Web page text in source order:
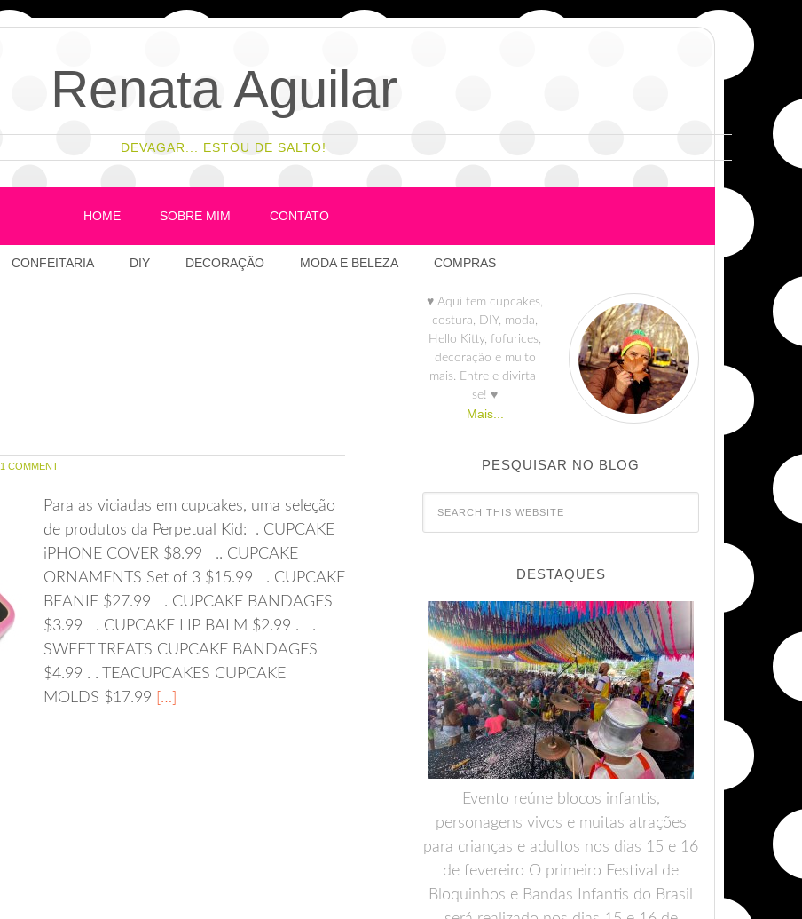
Renata Aguilar
DEVAGAR... ESTOU DE SALTO!
HOME SOBRE MIM CONTATO
CONFEITARIA DIY DECORAÇÃO MODA E BELEZA COMPRAS
1 COMMENT
Para as viciadas em cupcakes, uma seleção
de produtos da Perpetual Kid: . CUPCAKE
iPHONE COVER $8.99 .. CUPCAKE
ORNAMENTS Set of 3 $15.99 . CUPCAKE
BEANIE $27.99 . CUPCAKE BANDAGES
$3.99 . CUPCAKE LIP BALM $2.99 . .
SWEET TREATS CUPCAKE BANDAGES
$4.99 . . TEACUPCAKES CUPCAKE
MOLDS $17.99 […]
♥ Aqui tem cupcakes,
costura, DIY, moda,
Hello Kitty, fofurices,
decoração e muito
mais. Entre e divirta-
se! ♥
Mais...
PESQUISAR NO BLOG
DESTAQUES
Evento reúne blocos infantis,
personagens vivos e muitas atrações
para crianças e adultos nos dias 15 e 16
de fevereiro O primeiro Festival de
Bloquinhos e Bandas Infantis do Brasil